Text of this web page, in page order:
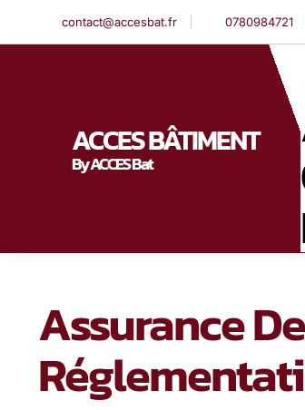
contact@accesbat.fr 0780984721
ACCES BÂTIMENT
By ACCES Bat
Assurance